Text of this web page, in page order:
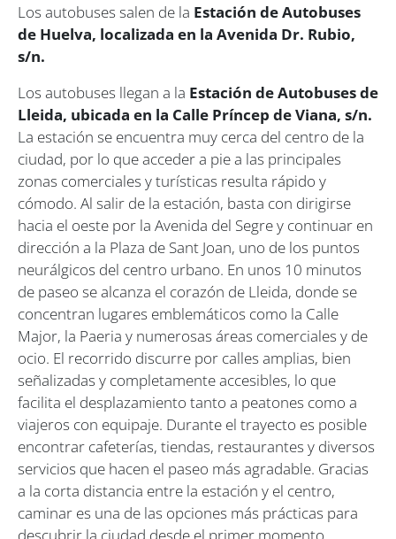
Los autobuses salen de la Estación de Autobuses
de Huelva, localizada en la Avenida Dr. Rubio,
s/n.
Los autobuses llegan a la Estación de Autobuses de
Lleida, ubicada en la Calle Príncep de Viana, s/n.
La estación se encuentra muy cerca del centro de la
ciudad, por lo que acceder a pie a las principales
zonas comerciales y turísticas resulta rápido y
cómodo. Al salir de la estación, basta con dirigirse
hacia el oeste por la Avenida del Segre y continuar en
dirección a la Plaza de Sant Joan, uno de los puntos
neurálgicos del centro urbano. En unos 10 minutos
de paseo se alcanza el corazón de Lleida, donde se
concentran lugares emblemáticos como la Calle
Major, la Paeria y numerosas áreas comerciales y de
ocio. El recorrido discurre por calles amplias, bien
señalizadas y completamente accesibles, lo que
facilita el desplazamiento tanto a peatones como a
viajeros con equipaje. Durante el trayecto es posible
encontrar cafeterías, tiendas, restaurantes y diversos
servicios que hacen el paseo más agradable. Gracias
a la corta distancia entre la estación y el centro,
caminar es una de las opciones más prácticas para
descubrir la ciudad desde el primer momento.